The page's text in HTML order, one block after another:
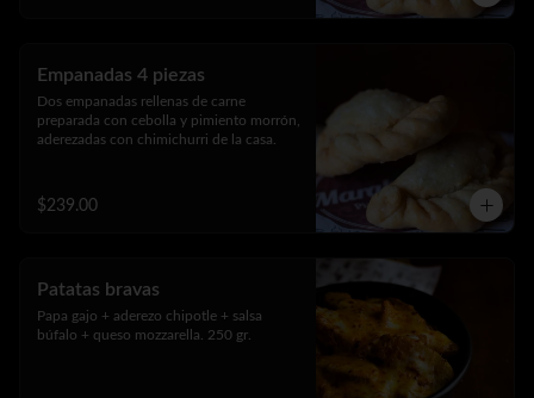
Empanadas 4 piezas
Dos empanadas rellenas de carne
preparada con cebolla y pimiento morrón,
aderezadas con chimichurri de la casa.
$239.00
Patatas bravas
Papa gajo + aderezo chipotle + salsa
búfalo + queso mozzarella. 250 gr.